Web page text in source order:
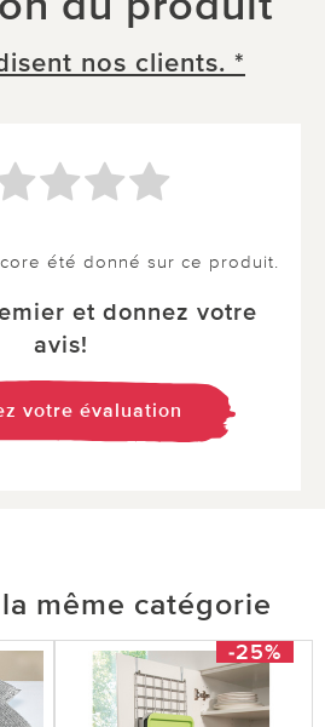
nos clients. *
été donné sur ce produit.
et donnez votre
avis!
votre évaluation
même catégorie
-25%